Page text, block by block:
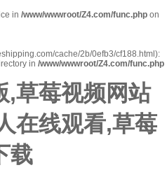
in /www/wwwroot/Z4.com/func.php on
cache/2b/0efb3/cf188.html):
in /www/wwwroot/Z4.com/func.php
,草莓视频网站
在线观看,草莓
载